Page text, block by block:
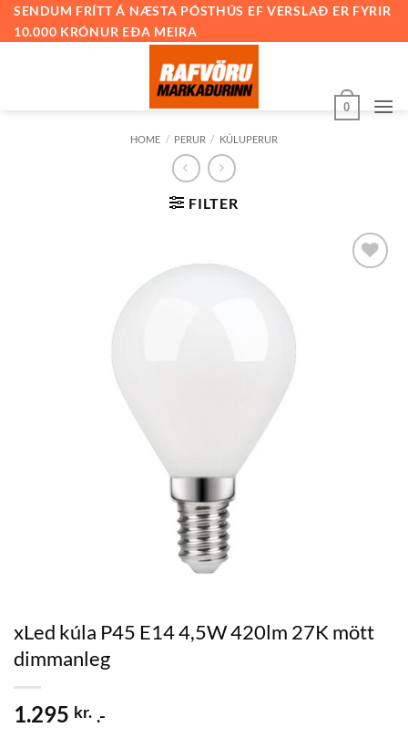
SkipSENDUM FRÍTT Á NÆSTA PÓSTHÚS EF VERSLAÐ ER FYRIR
10.000 KRÓNUR EÐA MEIRA
0
HOME / PERUR / KÚLUPERUR
FILTER
xLed kúla P45 E14 4,5W 420lm 27K mött
dimmanleg
1.295 kr. .-